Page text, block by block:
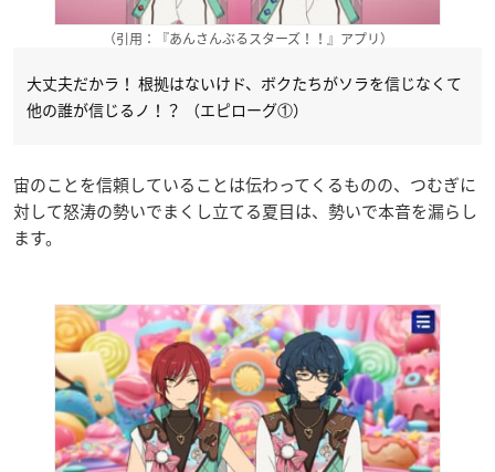
（引用：『あんさんぶるスターズ！！』アプリ）
大丈夫だかラ！ 根拠はないけド、ボクたちがソラを信じなくて
他の誰が信じるノ！？ （エピローグ①）
宙のことを信頼していることは伝わってくるものの、つむぎに
対して怒涛の勢いでまくし立てる夏目は、勢いで本音を漏らし
ます。